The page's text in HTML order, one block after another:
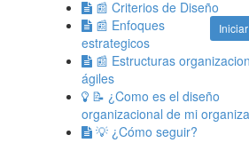
📰 Criterios de Diseño
Iniciar
📰 Enfoques
estrategicos
📰 Estructuras
ágiles
📝 ¿Como es el diseño
organizacional de mi
💡 ¿Cómo seguir?